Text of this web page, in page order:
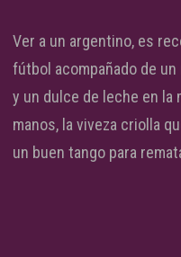
Ver a un argentino, es
fútbol acompañado de
y un dulce de leche en la
manos, la viveza criolla
un buen tango para